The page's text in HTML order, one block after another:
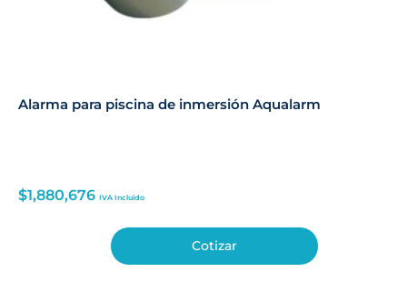
Alarma para piscina de inmersión Aqualarm
$1,880,676 IVA Incluido
Cotizar